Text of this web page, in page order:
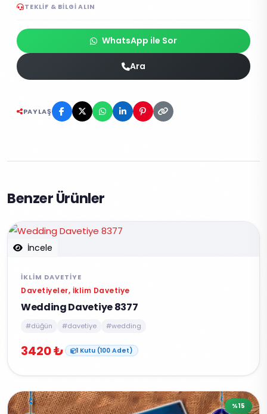
TEKLIF & BILGI ALIN
WhatsApp ile Sor
Ara
PAYLAŞ
Benzer Ürünler
İncele
İKLIM DAVETIYE
Davetiyeler, İklim Davetiye
Wedding Davetiye 8377
#düğün #davetiye #wedding
3420 ₺ 1 Kutu (100 Adet)
%15